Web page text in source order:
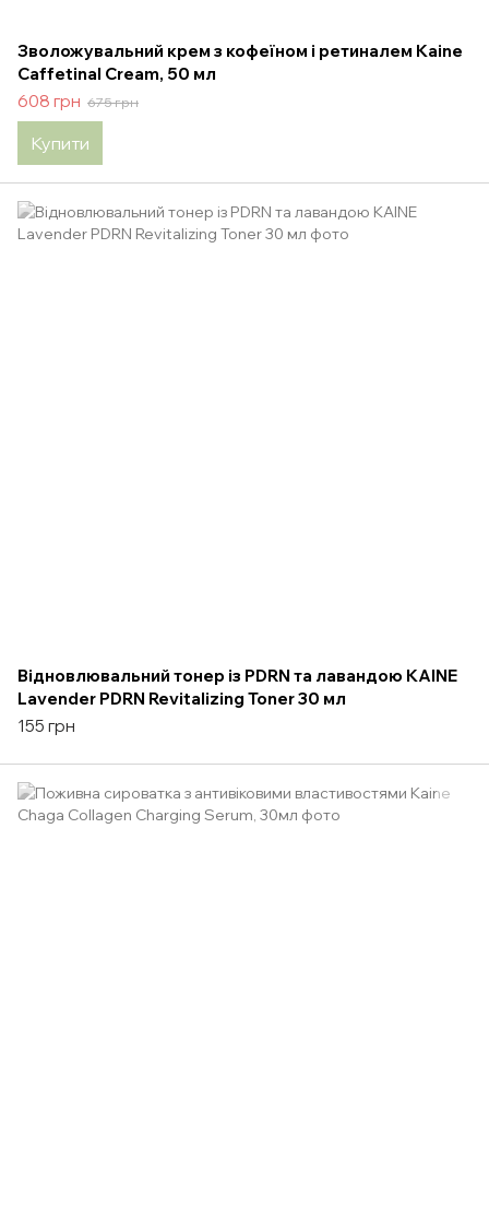
Зволожувальний крем з кофеїном і ретиналем Kaine
Caffetinal Cream, 50 мл
608 грн 675 грн
Купити
Відновлювальний тонер із PDRN та лавандою KAINE
Lavender PDRN Revitalizing Toner 30 мл
155 грн